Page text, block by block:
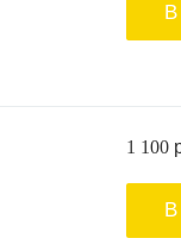
1 100